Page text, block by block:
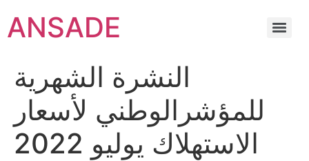
ANSADE
النشرة الشهرية
للمؤشرالوطني لأسعار
الاستهلاك يوليو 2022